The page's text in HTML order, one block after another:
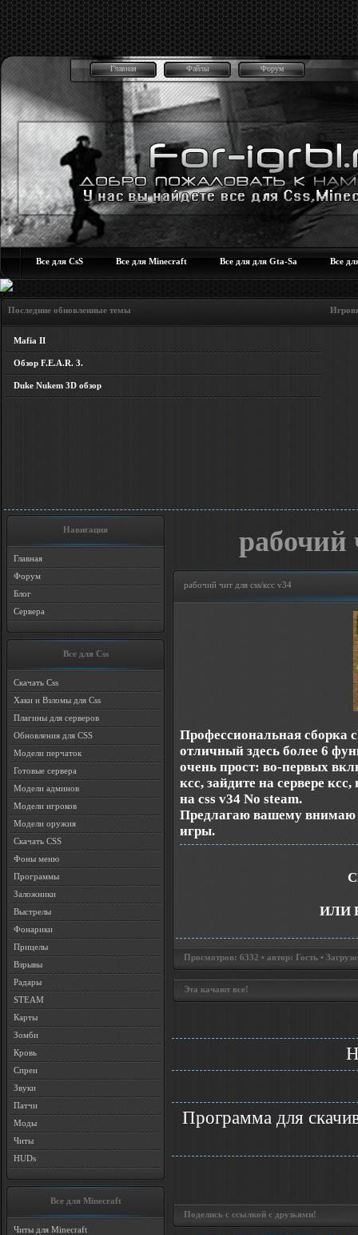
Главная Файлы Форум
Все для CsS Все для Minecraft Все для для Gta-Sa Все
Последние обновленные темы Игровые
Mafia II
Обзор F.E.A.R. 3.
Duke Nukem 3D обзор
Навигация
Главная
Форум
Блог
Сервера
Все для Css
Скачать Css
Хаки и Взломы для Css
Плагины для серверов
Обновления для CSS
Модели перчаток
Готовые сервера
Модели админов
Модели игроков
Модели оружия
Скачать CSS
Фоны меню
Программы
Заложники
Выстрелы
Фонарики
Прицелы
Взрывы
Радары
STEAM
Карты
Зомби
Кровь
Спреи
Звуки
Патчи
Моды
Читы
HUDs
Все для Minecraft
Читы для Minecraft
рабочий
рабочий чит для css/ксс v34
Профессиональная сборка
отличный здесь более 6
очень прост: во-первых
ксс, зайдите на сервере
на css v34 No steam.
Предлагаю вашему внимаю
игры.
ИЛИ
Просмотров: 6332 • автор: Гость •
Эта качают все!
Программа для
Поделись с ссылкой с друзьями!